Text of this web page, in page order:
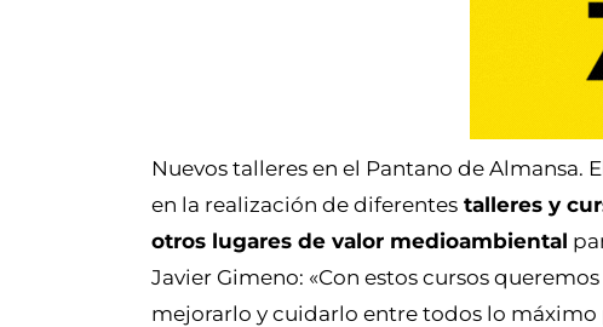
Nuevos talleres en el Pantano de
en la realización de diferentes talleres y
otros lugares de valor medioambiental
Javier Gimeno: «Con estos cursos
mejorarlo y cuidarlo entre todos lo máximo